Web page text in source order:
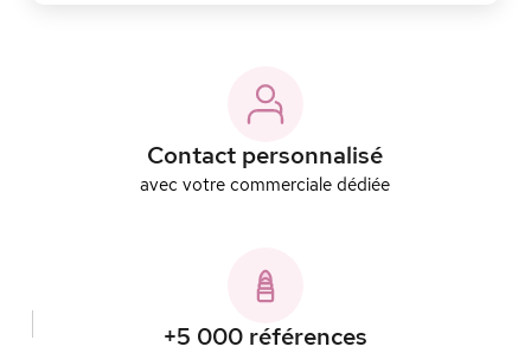
Contact personnalisé
avec votre commerciale dédiée
+5 000 références